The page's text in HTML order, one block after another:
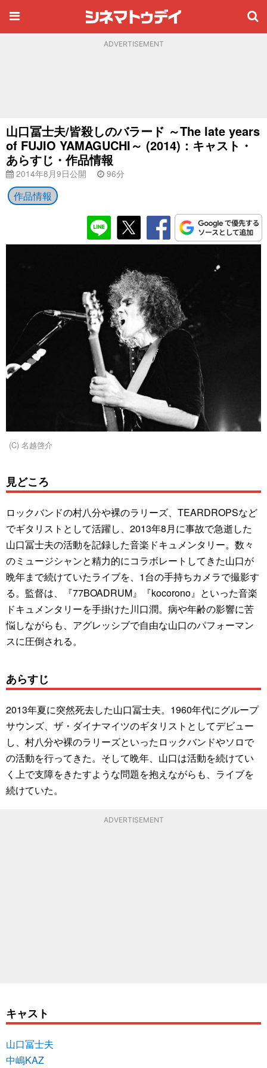
ADVERTISEMENT
山口冨士夫/皆殺しのバラード ～The late years
of FUJIO YAMAGUCHI～ (2014)：キャスト・
あらすじ・作品情報
2014年8月9日公開 96分
作品情報
(C) 名越啓介
見どころ
ロックバンドの村八分や裸のラリーズ、TEARDROPSなど
でギタリストとして活躍し、2013年8月に事故で急逝した
山口冨士夫の活動を記録した音楽ドキュメンタリー。数々
のミュージシャンと精力的にコラボレートしてきた山口が
晩年まで続けていたライブを、1台の手持ちカメラで撮影す
る。監督は、『77BOADRUM』『kocorono』といった音楽
ドキュメンタリーを手掛けた川口潤。病や年齢の影響に苦
悩しながらも、アグレッシブで自由な山口のパフォーマン
スに圧倒される。
あらすじ
2013年夏に突然死去した山口冨士夫。1960年代にグループ
サウンズ、ザ・ダイナマイツのギタリストとしてデビュー
し、村八分や裸のラリーズといったロックバンドやソロで
の活動を行ってきた。そして晩年、山口は活動を続けてい
く上で支障をきたすような問題を抱えながらも、ライブを
続けていた。
ADVERTISEMENT
キャスト
山口冨士夫
中嶋KAZ